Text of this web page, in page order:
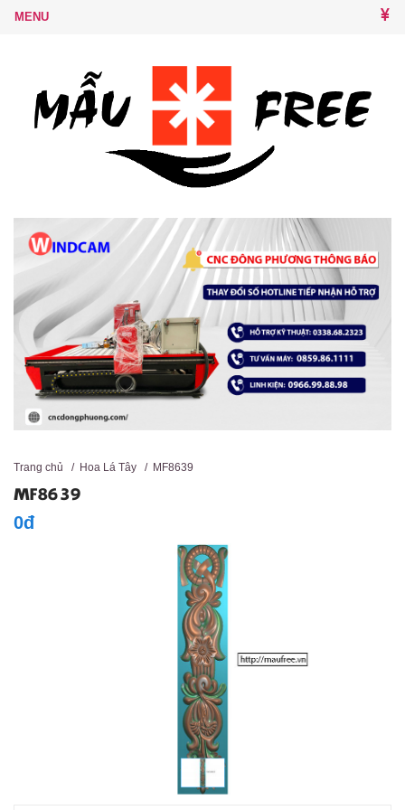
Trang chủ / Hoa Lá Tây / MF8639
MF8639
0đ